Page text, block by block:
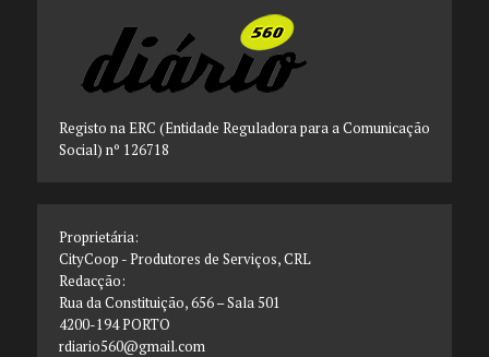
Registo na ERC (Entidade Reguladora para a Comunicação
Social) nº 126718
Proprietária:
CityCoop - Produtores de Serviços, CRL
Redacção:
Rua da Constituição, 656 – Sala 501
4200-194 PORTO
rdiario560@gmail.com